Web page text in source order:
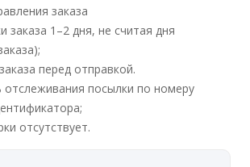
заказа
заказа 1–2 дня, не считая дня
перед отправкой.
посылки по номеру
отсутствует.